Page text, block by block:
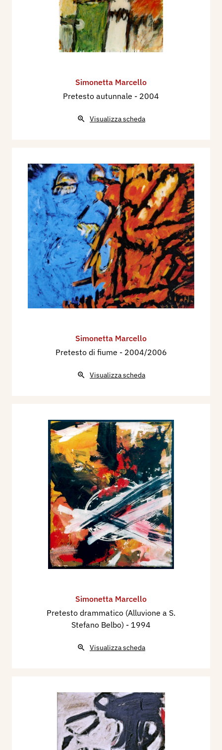
Simonetta Marcello
Pretesto autunnale - 2004
Visualizza scheda
Simonetta Marcello
Pretesto di fiume - 2004/2006
Visualizza scheda
Simonetta Marcello
Pretesto drammatico (Alluvione a S.
Stefano Belbo) - 1994
Visualizza scheda